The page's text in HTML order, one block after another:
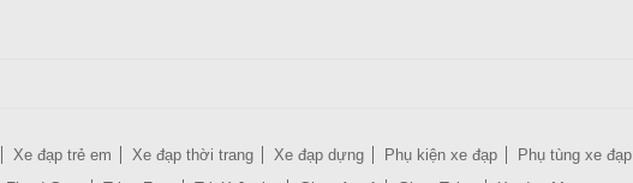
Xe đạp trẻ em Xe đạp thời trang Xe đạp dựng Phụ kiện xe đạp Phụ tùng xe đạp